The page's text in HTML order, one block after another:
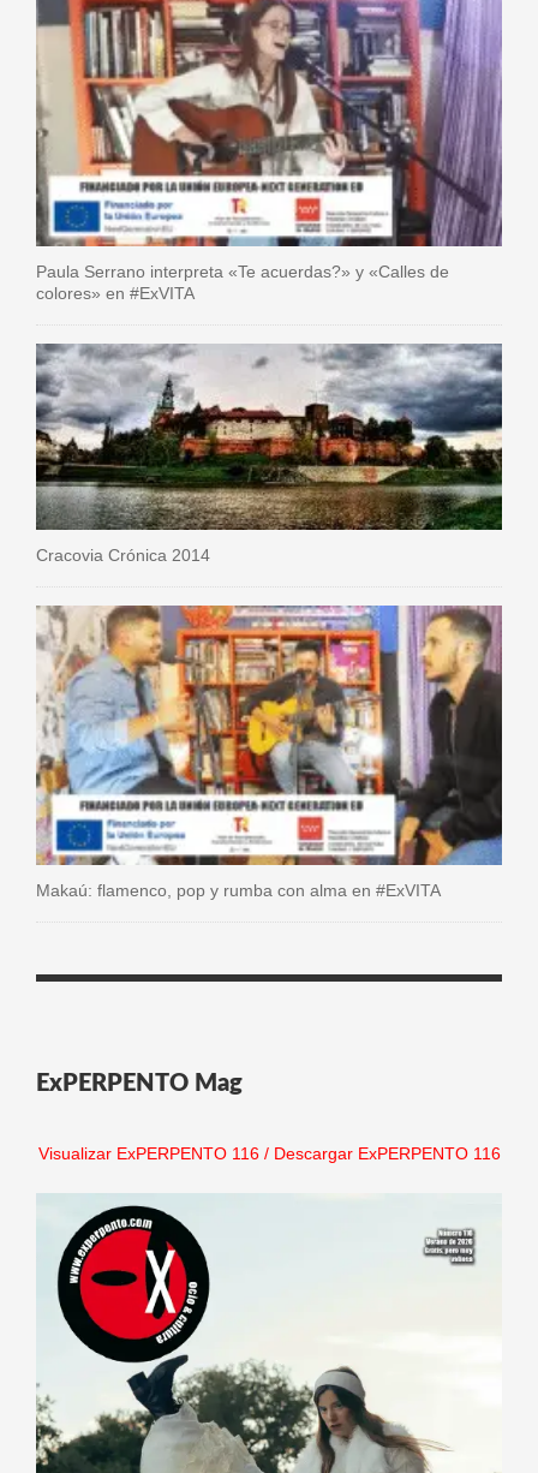
Paula Serrano interpreta «Te acuerdas?» y «Calles de
colores» en #ExVITA
Cracovia Crónica 2014
Makaú: flamenco, pop y rumba con alma en #ExVITA
ExPERPENTO Mag
Visualizar ExPERPENTO 116/ Descargar ExPERPENTO 116